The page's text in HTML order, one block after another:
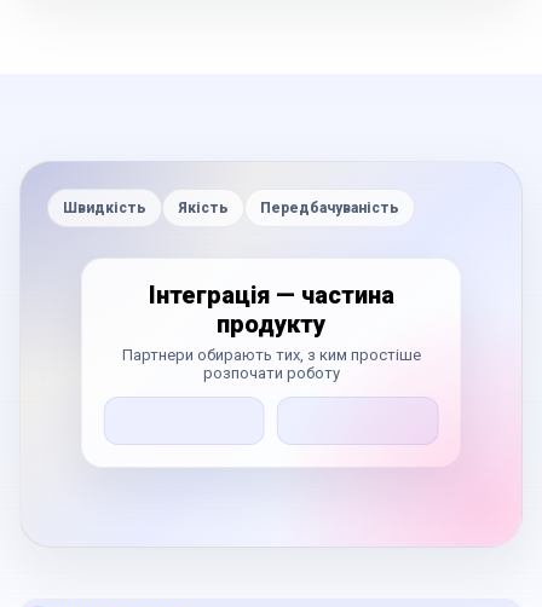
Швидкість Якість Передбачуваність
Інтеграція — частина
продукту
Партнери обирають тих, з ким простіше
розпочати роботу